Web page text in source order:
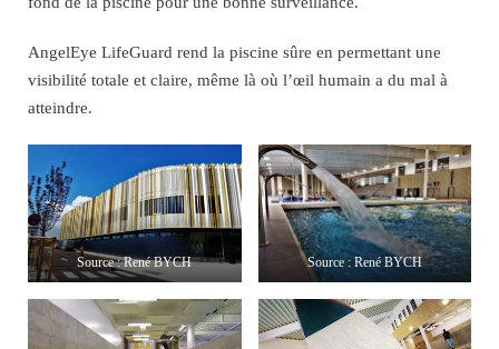
AngelEye LifeGuard rend la piscine sûre en permettant une
visibilité totale et claire, même là où l’œil humain a du mal à
atteindre.
Source : René BYCH Source : René BYCH